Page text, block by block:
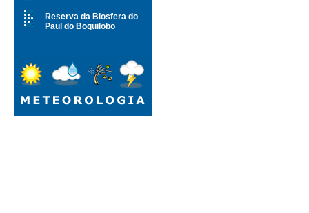
Reserva da Biosfera do
Paul do Boquilobo